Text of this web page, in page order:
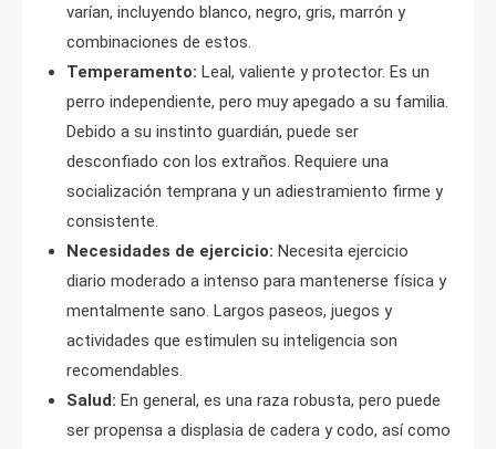
varían, incluyendo blanco, negro, gris, marrón y
combinaciones de estos.
Temperamento: Leal, valiente y protector. Es un
perro independiente, pero muy apegado a su familia.
Debido a su instinto guardián, puede ser
desconfiado con los extraños. Requiere una
socialización temprana y un adiestramiento firme y
consistente.
Necesidades de ejercicio: Necesita ejercicio
diario moderado a intenso para mantenerse física y
mentalmente sano. Largos paseos, juegos y
actividades que estimulen su inteligencia son
recomendables.
Salud: En general, es una raza robusta, pero puede
ser propensa a displasia de cadera y codo, así como